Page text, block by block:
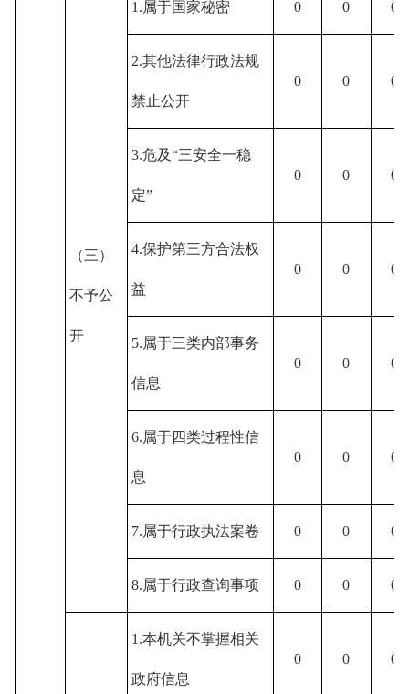
（三）
不予公
开
1.属于国家秘密 0 0 0
2.其他法律行政法规
禁止公开
0 0 0
3.危及“三安全一稳
定”
0 0 0
4.保护第三方合法权
益
0 0 0
5.属于三类内部事务
信息
0 0 0
6.属于四类过程性信
息
0 0 0
7.属于行政执法案卷 0 0 0
8.属于行政查询事项 0 0 0
1.本机关不掌握相关
政府信息
0 0 0